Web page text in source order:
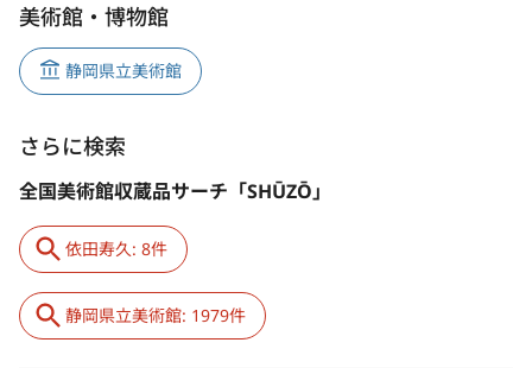
美術館・博物館
静岡県立美術館
さらに検索
全国美術館収蔵品サーチ「SHŪZŌ」
依田寿久: 8件
静岡県立美術館: 1979件